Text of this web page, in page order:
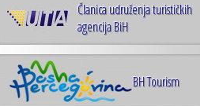
Članica udruženja turističkih
agencija BiH
BH Tourism